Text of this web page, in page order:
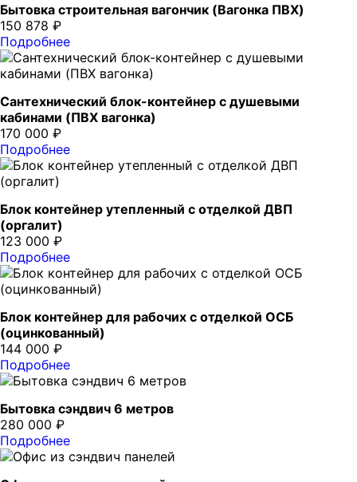
Бытовка строительная вагончик (Вагонка ПВХ)
150 878 ₽
Подробнее
Сантехнический блок-контейнер с душевыми
кабинами (ПВХ вагонка)
170 000 ₽
Подробнее
Блок контейнер утепленный с отделкой ДВП
(оргалит)
123 000 ₽
Подробнее
Блок контейнер для рабочих с отделкой ОСБ
(оцинкованный)
144 000 ₽
Подробнее
Бытовка сэндвич 6 метров
280 000 ₽
Подробнее